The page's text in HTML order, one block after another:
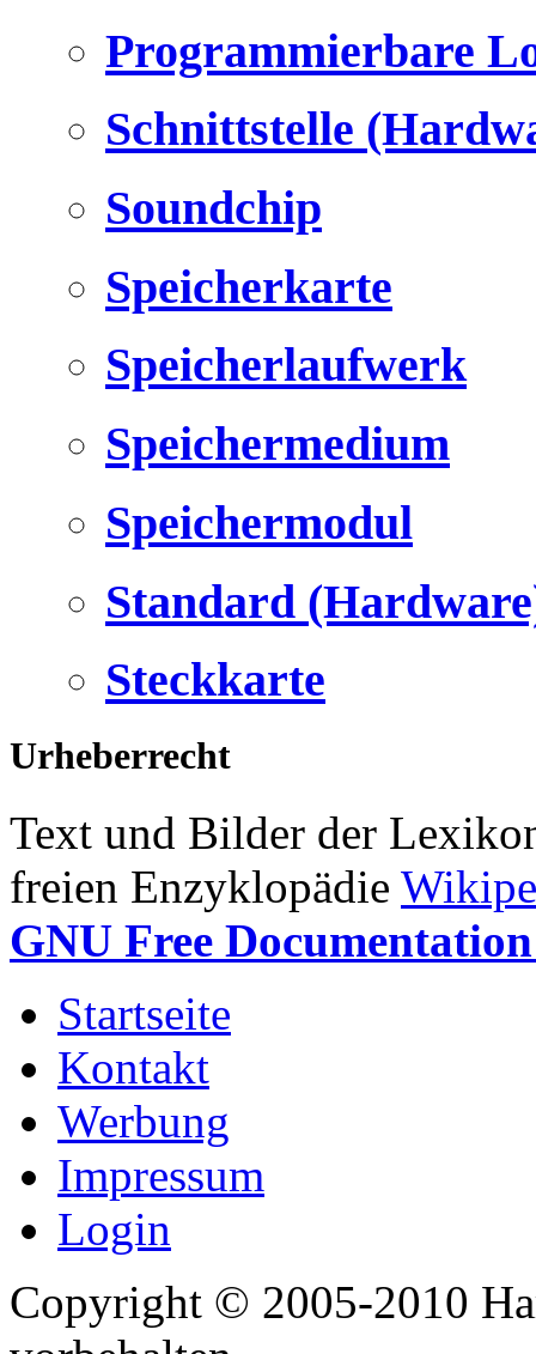
Programmierbare
Schnittstelle
Soundchip
Speicherkarte
Speicherlaufwerk
Speichermedium
Speichermodul
Standard
Steckkarte
Urheberrecht
Text und Bilder der
freien Enzyklopädie
GNU Free
Startseite
Kontakt
Werbung
Impressum
Login
Copyright © 2005-2010